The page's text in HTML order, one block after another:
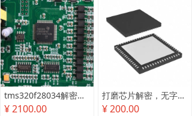
tms320f28034解密尾款
¥ 2100.00
打磨芯片解密，无字芯片破解
¥ 200.00